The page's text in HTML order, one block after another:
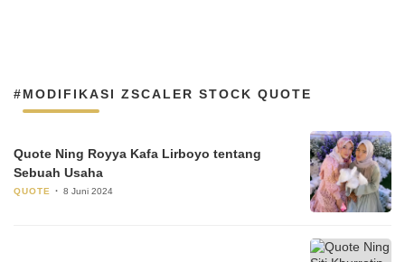
#MODIFIKASI ZSCALER STOCK QUOTE
Quote Ning Royya Kafa Lirboyo tentang
Sebuah Usaha
QUOTE 8 Juni 2024